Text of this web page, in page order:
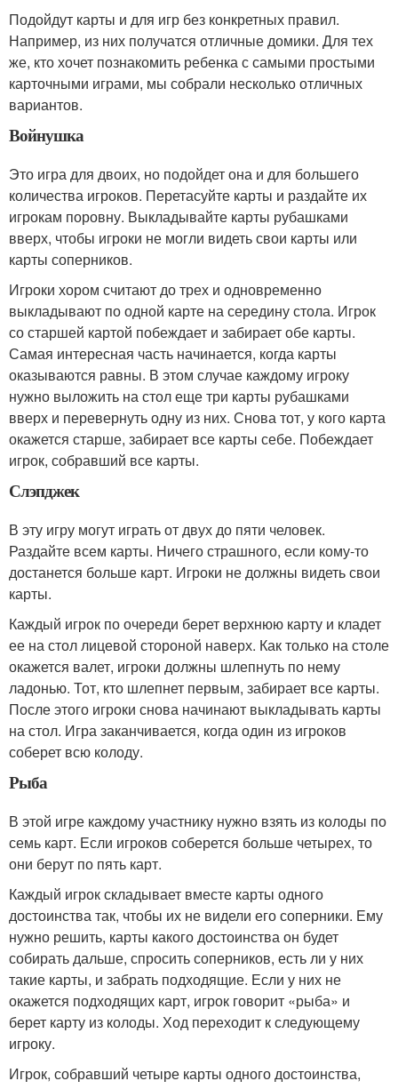
Подойдут карты и для игр без конкретных правил.
Например, из них получатся отличные домики. Для тех
же, кто хочет познакомить ребенка с самыми простыми
карточными играми, мы собрали несколько отличных
вариантов.
Войнушка
Это игра для двоих, но подойдет она и для большего
количества игроков. Перетасуйте карты и раздайте их
игрокам поровну. Выкладывайте карты рубашками
вверх, чтобы игроки не могли видеть свои карты или
карты соперников.
Игроки хором считают до трех и одновременно
выкладывают по одной карте на середину стола. Игрок
со старшей картой побеждает и забирает обе карты.
Самая интересная часть начинается, когда карты
оказываются равны. В этом случае каждому игроку
нужно выложить на стол еще три карты рубашками
вверх и перевернуть одну из них. Снова тот, у кого карта
окажется старше, забирает все карты себе. Побеждает
игрок, собравший все карты.
Слэпджек
В эту игру могут играть от двух до пяти человек.
Раздайте всем карты. Ничего страшного, если кому-то
достанется больше карт. Игроки не должны видеть свои
карты.
Каждый игрок по очереди берет верхнюю карту и кладет
ее на стол лицевой стороной наверх. Как только на столе
окажется валет, игроки должны шлепнуть по нему
ладонью. Тот, кто шлепнет первым, забирает все карты.
После этого игроки снова начинают выкладывать карты
на стол. Игра заканчивается, когда один из игроков
соберет всю колоду.
Рыба
В этой игре каждому участнику нужно взять из колоды по
семь карт. Если игроков соберется больше четырех, то
они берут по пять карт.
Каждый игрок складывает вместе карты одного
достоинства так, чтобы их не видели его соперники. Ему
нужно решить, карты какого достоинства он будет
собирать дальше, спросить соперников, есть ли у них
такие карты, и забрать подходящие. Если у них не
окажется подходящих карт, игрок говорит «рыба» и
берет карту из колоды. Ход переходит к следующему
игроку.
Игрок, собравший четыре карты одного достоинства,